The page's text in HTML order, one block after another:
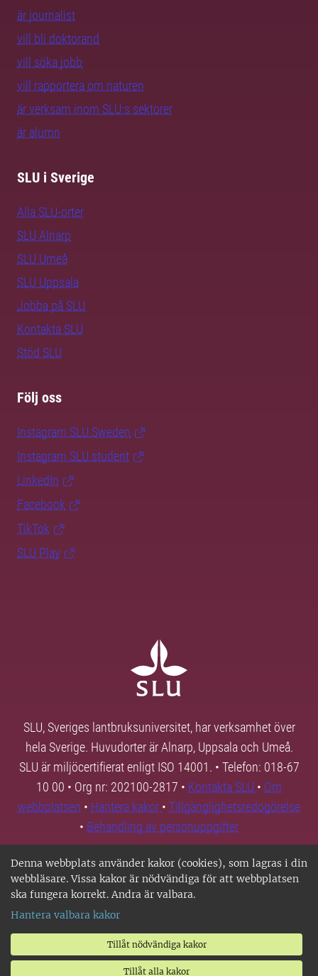
Denna webbplats använder kakor (cookies), som lagras i din
webbläsare. Vissa kakor är nödvändiga för att webbplatsen
ska fungera korrekt. Andra är valbara.
Hantera valbara kakor
Tillåt nödvändiga kakor
Tillåt alla kakor
är journalist
vill bli doktorand
vill söka jobb
vill rapportera om naturen
är verksam inom SLU:s sektorer
är alumn
SLU i Sverige
Alla SLU-orter
SLU Alnarp
SLU Umeå
SLU Uppsala
Jobba på SLU
Kontakta SLU
Stöd SLU
Följ oss
Instagram SLU.Sweden
Instagram SLU.student
LinkedIn
Facebook
TikTok
SLU Play
SLU, Sveriges lantbruksuniversitet, har verksamhet över
hela Sverige. Huvudorter är Alnarp, Uppsala och Umeå.
SLU är miljöcertifierat enligt ISO 14001. • Telefon: 018-67
10 00 • Org nr: 202100-2817 • Kontakta SLU • Om
webbplatsen • Hantera kakor • Tillgänglighetsredogörelse
• Behandling av personuppgifter